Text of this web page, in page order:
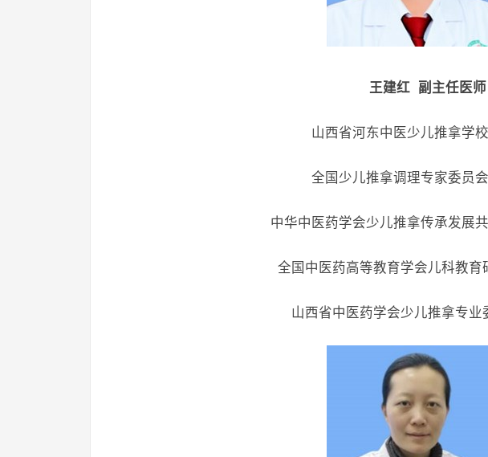
王建红 副主任医师
山西省河东中医少儿推拿学
全国少儿推拿调理专家委员
中华中医药学会少儿推拿传承发展
全国中医药高等教育学会儿科教育
山西省中医药学会少儿推拿专业